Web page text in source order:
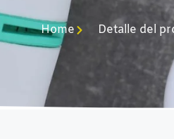
Home Detalle del